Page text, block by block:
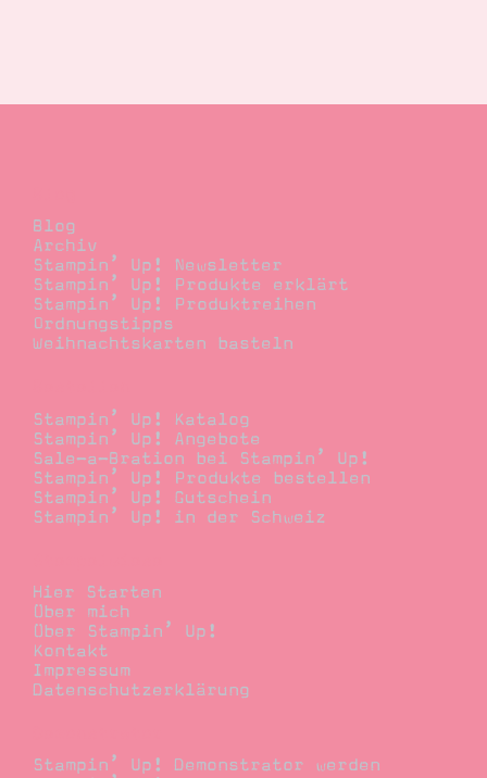
Blog
Archiv
Stampin’ Up! Newsletter
Stampin’ Up! Produkte erklärt
Stampin’ Up! Produktreihen
Ordnungstipps
Weihnachtskarten basteln
Stampin’ Up! Katalog
Stampin’ Up! Angebote
Sale-a-Bration bei Stampin’ Up!
Stampin’ Up! Produkte bestellen
Stampin’ Up! Gutschein
Stampin’ Up! in der Schweiz
Hier Starten
Über mich
Über Stampin’ Up!
Kontakt
Impressum
Datenschutzerklärung
Stampin’ Up! Demonstrator werden